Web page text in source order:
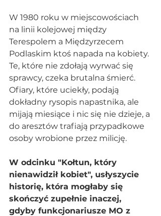
W 1980 roku w miejscowościach
na linii kolejowej między
Terespolem a Międzyrzecem
Podlaskim ktoś napada na kobiety.
Te, które nie zdołają wyrwać się
sprawcy, czeka brutalna śmierć.
Ofiary, które uciekły, podają
dokładny rysopis napastnika, ale
mijają miesiące i nic się nie dzieje, a
do aresztów trafiają przypadkowe
osoby wrobione przez milicję.
W odcinku "Kołtun, który
nienawidził kobiet", usłyszycie
historię, która mogłaby się
skończyć zupełnie inaczej,
gdyby funkcjonariusze MO z